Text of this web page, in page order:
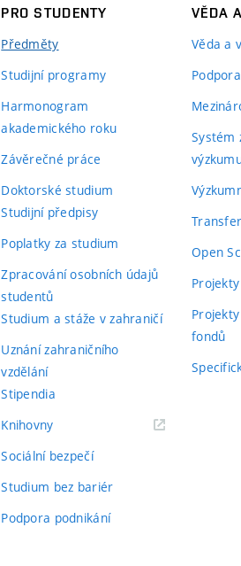
PRO STUDENTY
Předměty
Studijní programy
Harmonogram
akademického roku
Závěrečné práce
Doktorské studium
Studijní předpisy
Poplatky za studium
Zpracování osobních údajů
studentů
Studium a stáže v zahraničí
Uznání zahraničního
vzdělání
Stipendia
Knihovny(externí
Sociální bezpečí
Studium bez bariér
Podpora podnikání
VĚDA
Věda a
Systém
Open
Projekty
fondů